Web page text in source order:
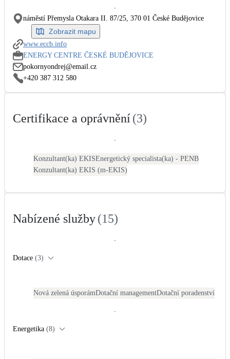
Solární termický systém
Na přípravu teplé vody i přitápění
Klimatizace
Větrání s rekuperací
Okna / dveře
Balkonové sestavy
Pouze velké BESS
náměstí Přemysla Otakara II. 87/25, 370 01 České Budějovice
Zobrazit mapu
www.eccb.info
ENERGY CENTRE ČESKÉ BUDĚJOVICE
pokornyondrej@email.cz
+420 387 312 580
Certifikace a oprávnění(3)
Konzultant(ka) EKISEnergetický specialista(ka) - PENB
Konzultant(ka) EKIS (m-EKIS)
Nabízené služby(15)
Dotace (3)
Nová zelená úsporámDotační managementDotační poradenství
Energetika (8)